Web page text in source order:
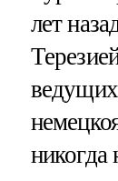
лет
ведущих
никогда